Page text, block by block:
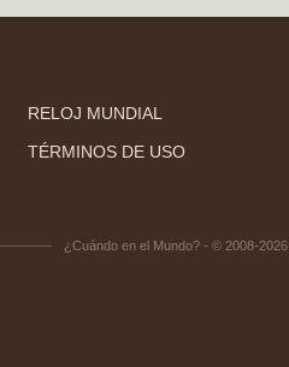
RELOJ MUNDIAL
TÉRMINOS DE USO
¿Cuándo en el Mundo? - © 2008-